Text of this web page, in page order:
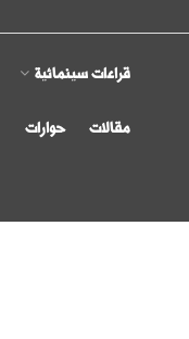
قراءات سينمائية
مقالات حوارات